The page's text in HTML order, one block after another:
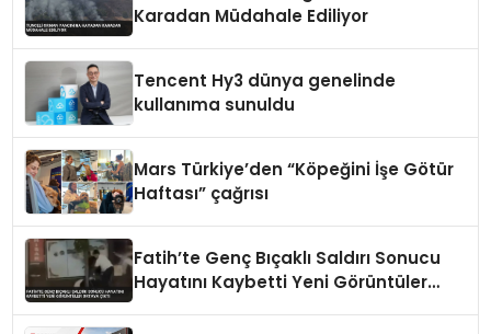
Karadan Müdahale Ediliyor
Tencent Hy3 dünya genelinde
kullanıma sunuldu
Mars Türkiye’den “Köpeğini İşe Götür
Haftası” çağrısı
Fatih’te Genç Bıçaklı Saldırı Sonucu
Hayatını Kaybetti Yeni Görüntüler